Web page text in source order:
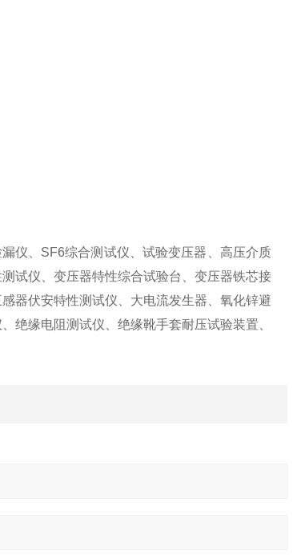
仪、SF6综合测试仪、试验变压器、高压介质
试仪、变压器特性综合试验台、变压器铁芯接
器伏安特性测试仪、大电流发生器、氧化锌避
绝缘电阻测试仪、绝缘靴手套耐压试验装置、